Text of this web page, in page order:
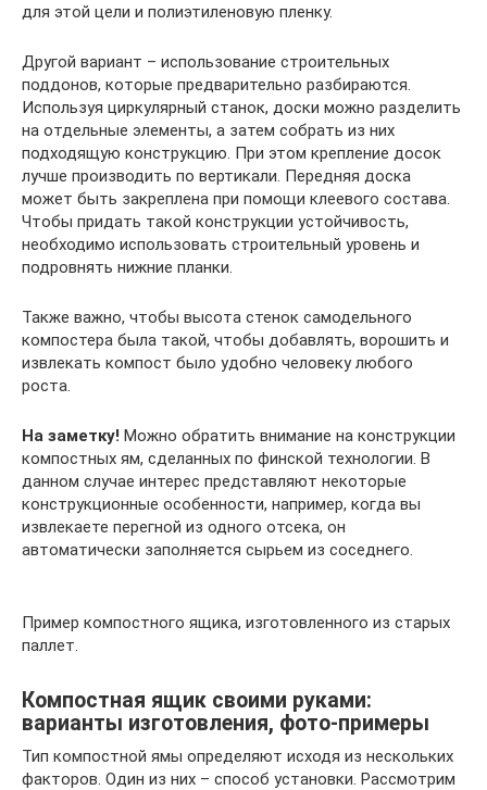
для этой цели и полиэтиленовую пленку.
Другой вариант – использование строительных
поддонов, которые предварительно разбираются.
Используя циркулярный станок, доски можно разделить
на отдельные элементы, а затем собрать из них
подходящую конструкцию. При этом крепление досок
лучше производить по вертикали. Передняя доска
может быть закреплена при помощи клеевого состава.
Чтобы придать такой конструкции устойчивость,
необходимо использовать строительный уровень и
подровнять нижние планки.
Также важно, чтобы высота стенок самодельного
компостера была такой, чтобы добавлять, ворошить и
извлекать компост было удобно человеку любого
роста.
На заметку! Можно обратить внимание на конструкции
компостных ям, сделанных по финской технологии. В
данном случае интерес представляют некоторые
конструкционные особенности, например, когда вы
извлекаете перегной из одного отсека, он
автоматически заполняется сырьем из соседнего.
Пример компостного ящика, изготовленного из старых
паллет.
Компостная ящик своими руками:
варианты изготовления, фото-примеры
Тип компостной ямы определяют исходя из нескольких
факторов. Один из них – способ установки. Рассмотрим